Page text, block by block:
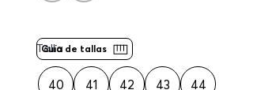
Guía de tallas
Talla
40 41 42 43 44